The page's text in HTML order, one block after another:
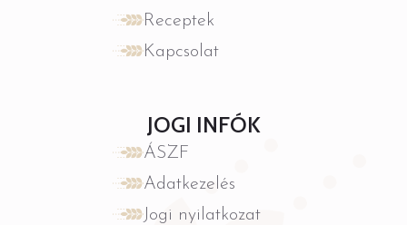
Receptek
Kapcsolat
JOGI INFÓK
ÁSZF
Adatkezelés
Jogi nyilatkozat